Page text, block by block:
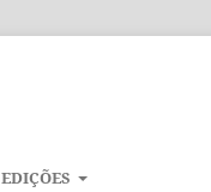
EDIÇÕES